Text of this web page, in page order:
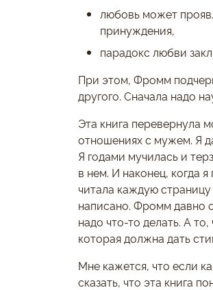
любовь может
принуждения,
парадокс любви
При этом, Фромм
другого. Сначала надо
Эта книга перевернула
отношениях с мужем. Я
Я годами мучилась и
в нем. И наконец, когда
читала каждую страницу
написано. Фромм давно
надо что-то делать. А
которая должна дать
Мне кажется, что если
сказать, что эта книга